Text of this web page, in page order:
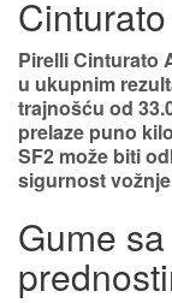
Pirelli Cinturato
u ukupnim
trajnošću od
prelaze puno
SF2 može biti
sigurnost
Gume